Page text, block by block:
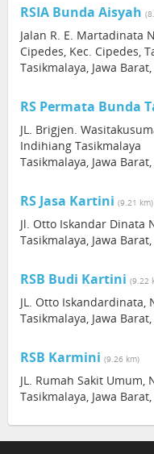
RSIA Bunda Aisyah
Jalan R. E. Martadinata
Cipedes, Kec. Cipedes,
Tasikmalaya, Jawa
RS Permata Bunda
JL. Brigjen.
Indihiang Tasikmalaya
Tasikmalaya, Jawa
RS Jasa Kartini (9.21 km)
Jl. Otto Iskandar Dinata
Tasikmalaya, Jawa
RSB Budi Kartini (9.22
JL. Otto Iskandardinata,
Tasikmalaya, Jawa
RSB Karmini (9.26 km)
JL. Rumah Sakit Umum,
Tasikmalaya, Jawa